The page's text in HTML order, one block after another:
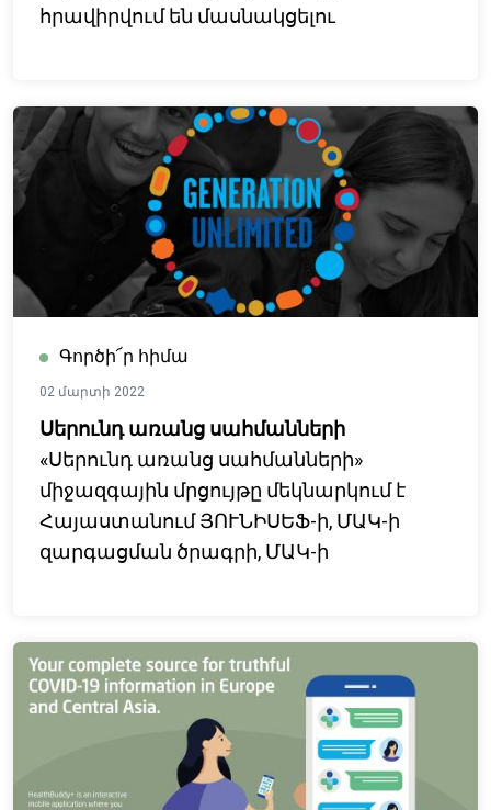
հրավիրվում են մասնակցելու
խորագրով լուսանկարչական
մրցույթին։
Գործի՜ր հիմա
02 մարտի 2022
Սերունդ առանց սահմանների
«Սերունդ առանց սահմանների»
միջազգային մրցույթը մեկնարկում է
Հայաստանում ՅՈՒՆԻՍԵՖ-ի, ՄԱԿ-ի
զարգացման ծրագրի, ՄԱԿ-ի
կրթական հիմնադրամի
համագործակցության արդյունքում։